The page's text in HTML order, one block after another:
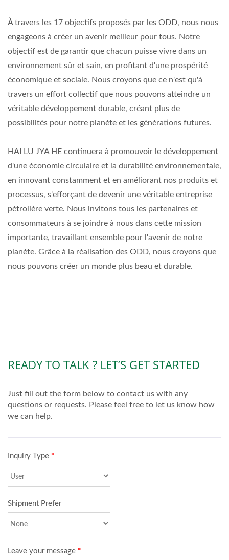
À travers les 17 objectifs proposés par les ODD, nous nous
engageons à créer un avenir meilleur pour tous. Notre
objectif est de garantir que chacun puisse vivre dans un
environnement sûr et sain, en profitant d'une prospérité
économique et sociale. Nous croyons que ce n'est qu'à
travers un effort collectif que nous pouvons atteindre un
véritable développement durable, créant plus de
possibilités pour notre planète et les générations futures.
HAI LU JYA HE continuera à promouvoir le développement
d'une économie circulaire et la durabilité environnementale,
en innovant constamment et en améliorant nos produits et
processus, s'efforçant de devenir une véritable entreprise
pétrolière verte. Nous invitons tous les partenaires et
consommateurs à se joindre à nous dans cette mission
importante, travaillant ensemble pour l'avenir de notre
planète. Grâce à la réalisation des ODD, nous croyons que
nous pouvons créer un monde plus beau et durable.